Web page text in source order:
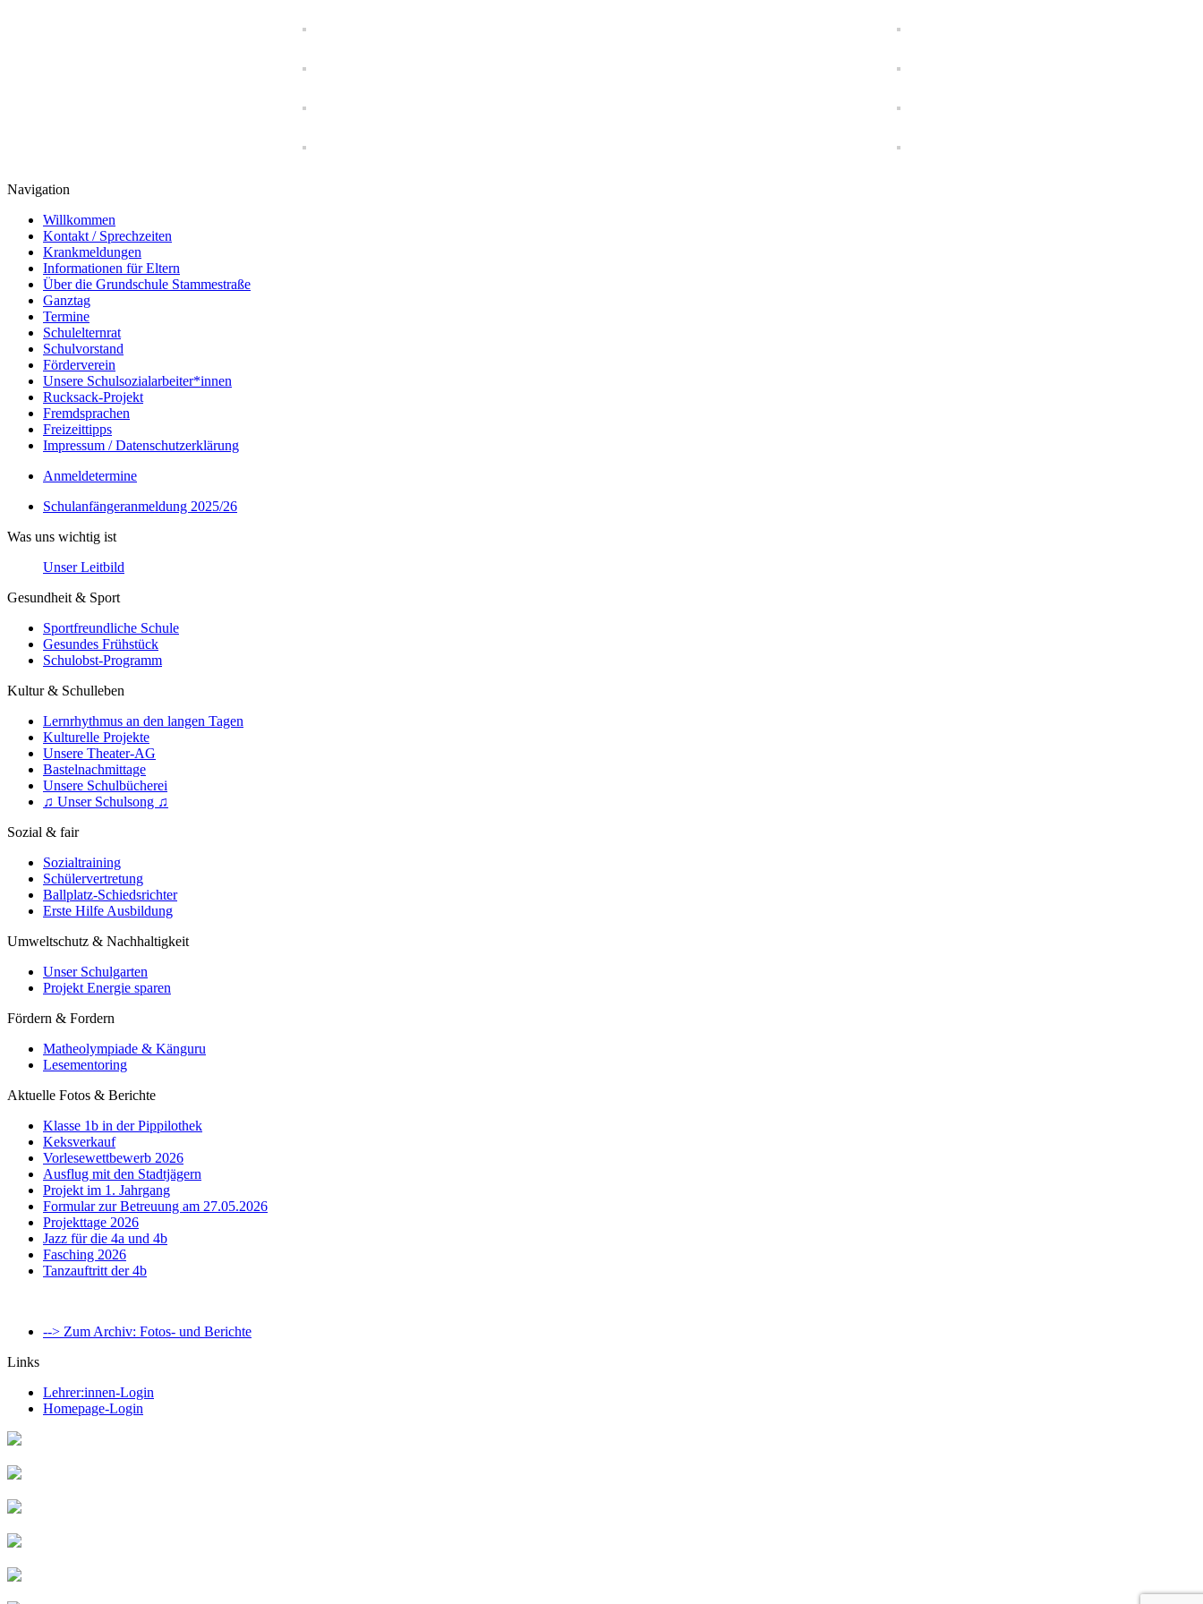
Navigation
Willkommen
Kontakt / Sprechzeiten
Krankmeldungen
Informationen für Eltern
Über die Grundschule Stammestraße
Ganztag
Termine
Schulelternrat
Schulvorstand
Förderverein
Unsere Schulsozialarbeiter*innen
Rucksack-Projekt
Fremdsprachen
Freizeittipps
Impressum / Datenschutzerklärung
Anmeldetermine
Schulanfängeranmeldung 2025/26
Was uns wichtig ist
Unser Leitbild
Gesundheit & Sport
Sportfreundliche Schule
Gesundes Frühstück
Schulobst-Programm
Kultur & Schulleben
Lernrhythmus an den langen Tagen
Kulturelle Projekte
Unsere Theater-AG
Bastelnachmittage
Unsere Schulbücherei
♫ Unser Schulsong ♫
Sozial & fair
Sozialtraining
Schülervertretung
Ballplatz-Schiedsrichter
Erste Hilfe Ausbildung
Umweltschutz & Nachhaltigkeit
Unser Schulgarten
Projekt Energie sparen
Fördern & Fordern
Matheolympiade & Känguru
Lesementoring
Aktuelle Fotos & Berichte
Klasse 1b in der Pippilothek
Keksverkauf
Vorlesewettbewerb 2026
Ausflug mit den Stadtjägern
Projekt im 1. Jahrgang
Formular zur Betreuung am 27.05.2026
Projekttage 2026
Jazz für die 4a und 4b
Fasching 2026
Tanzauftritt der 4b
--> Zum Archiv: Fotos- und Berichte
Links
Lehrer:innen-Login
Homepage-Login